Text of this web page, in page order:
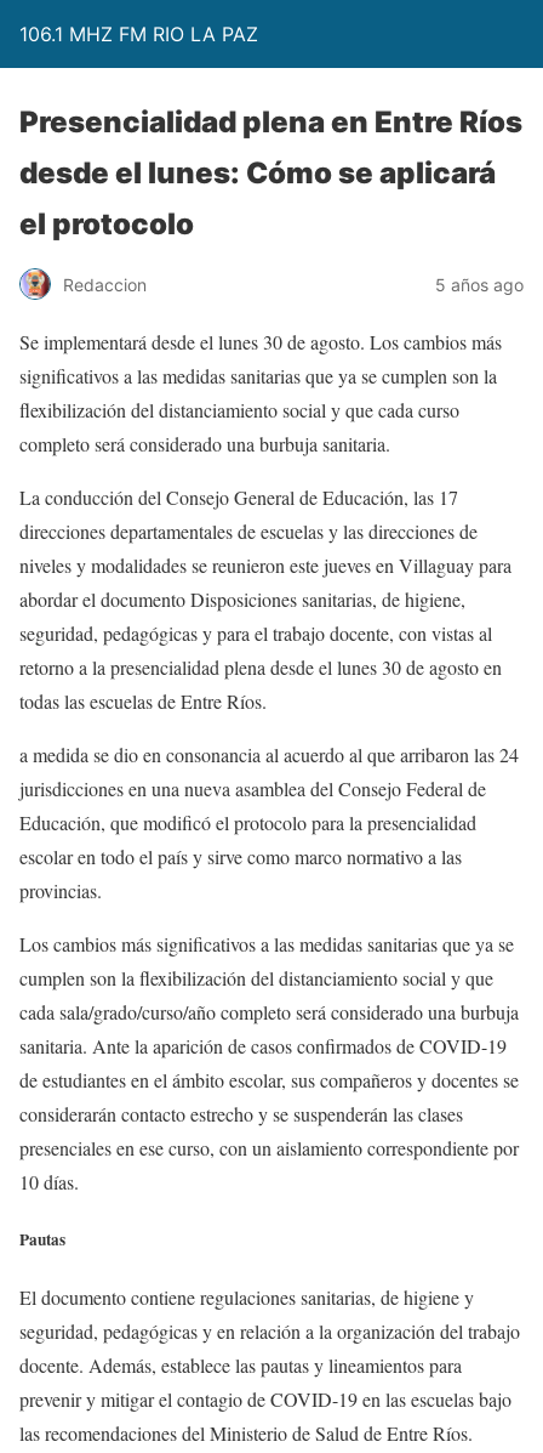
106.1 MHZ FM RIO LA PAZ
Presencialidad plena en Entre Ríos
desde el lunes: Cómo se aplicará
el protocolo
Redaccion 5 años ago
Se implementará desde el lunes 30 de agosto. Los cambios más
significativos a las medidas sanitarias que ya se cumplen son la
flexibilización del distanciamiento social y que cada curso
completo será considerado una burbuja sanitaria.
La conducción del Consejo General de Educación, las 17
direcciones departamentales de escuelas y las direcciones de
niveles y modalidades se reunieron este jueves en Villaguay para
abordar el documento Disposiciones sanitarias, de higiene,
seguridad, pedagógicas y para el trabajo docente, con vistas al
retorno a la presencialidad plena desde el lunes 30 de agosto en
todas las escuelas de Entre Ríos.
a medida se dio en consonancia al acuerdo al que arribaron las 24
jurisdicciones en una nueva asamblea del Consejo Federal de
Educación, que modificó el protocolo para la presencialidad
escolar en todo el país y sirve como marco normativo a las
provincias.
Los cambios más significativos a las medidas sanitarias que ya se
cumplen son la flexibilización del distanciamiento social y que
cada sala/grado/curso/año completo será considerado una burbuja
sanitaria. Ante la aparición de casos confirmados de COVID-19
de estudiantes en el ámbito escolar, sus compañeros y docentes se
considerarán contacto estrecho y se suspenderán las clases
presenciales en ese curso, con un aislamiento correspondiente por
10 días.
Pautas
El documento contiene regulaciones sanitarias, de higiene y
seguridad, pedagógicas y en relación a la organización del trabajo
docente. Además, establece las pautas y lineamientos para
prevenir y mitigar el contagio de COVID-19 en las escuelas bajo
las recomendaciones del Ministerio de Salud de Entre Ríos.